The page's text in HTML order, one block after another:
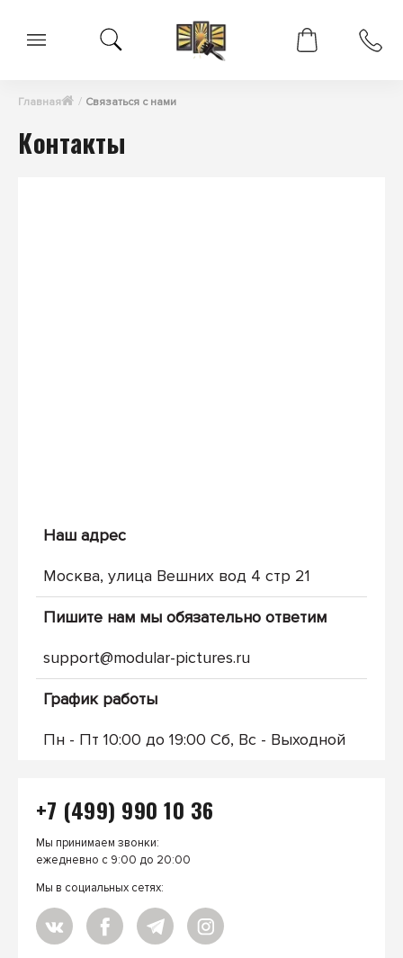
Главная Связаться с нами
Контакты
Наш адрес
Москва, улица Вешних вод 4 стр 21
Пишите нам мы обязательно ответим
support@modular-pictures.ru
График работы
Пн - Пт 10:00 до 19:00 Сб, Вс - Выходной
+7 (499) 990 10 36
Мы принимаем звонки:
ежедневно с 9:00 до 20:00
Мы в социальных сетях: